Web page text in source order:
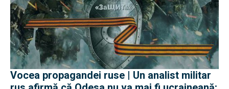
Vocea propagandei ruse | Un analist militar